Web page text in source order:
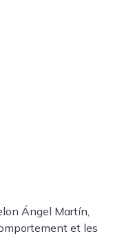
Ángel Martín,
et les